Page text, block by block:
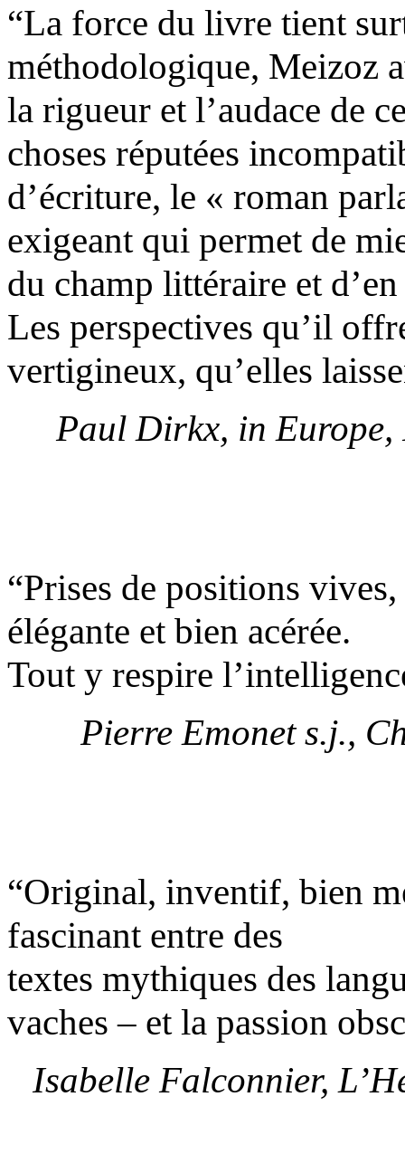
“La force du livre tient
méthodologique, Meizoz
la rigueur et l’audace de
choses réputées
d’écriture, le « roman
exigeant qui permet de
du champ littéraire et
Les perspectives qu’il
vertigineux, qu’elles
Paul Dirkx, in Europe,
“Prises de positions
élégante et bien acérée.
Tout y respire
Pierre Emonet s.j.,
“Original, inventif, bien
fascinant entre des
textes mythiques des
vaches – et la passion
Isabelle Falconnier,